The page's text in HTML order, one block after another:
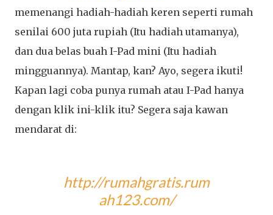
memenangi hadiah-hadiah keren seperti rumah
senilai 600 juta rupiah (Itu hadiah utamanya),
dan dua belas buah I-Pad mini (Itu hadiah
mingguannya). Mantap, kan? Ayo, segera ikuti!
Kapan lagi coba punya rumah atau I-Pad hanya
dengan klik ini-klik itu? Segera saja kawan
mendarat di:
http://rumahgratis.rum
ah123.com/